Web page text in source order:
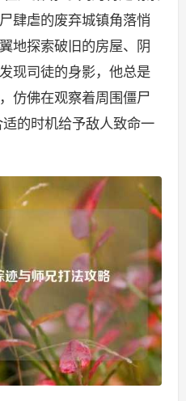
肆虐的废弃城镇角落悄
地探索破旧的房屋、阴
现司徒的身影，他总是
仿佛在观察着周围僵尸
的时机给予敌人致命一